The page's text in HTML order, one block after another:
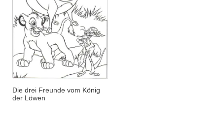
Die drei Freunde vom König
der Löwen